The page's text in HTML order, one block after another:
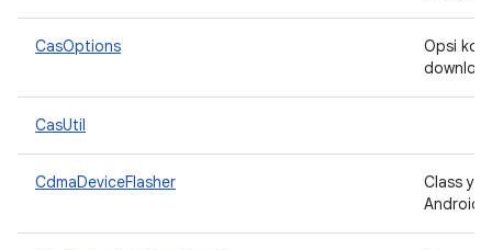
CasOptions
Opsi
CasUtil
CdmaDeviceFlasher
Class
Android